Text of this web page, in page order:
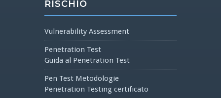
RISCHIO
Vulnerability Assessment
Penetration Test
Guida al Penetration Test
Pen Test Metodologie
Penetration Testing certificato